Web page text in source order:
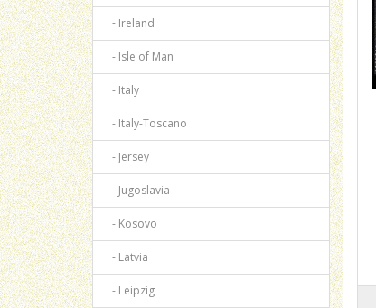
- Ireland
- Isle of Man
- Italy
- Italy-Toscano
- Jersey
- Jugoslavia
- Kosovo
- Latvia
- Leipzig